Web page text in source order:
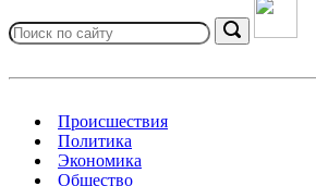
for:
Search
Происшествия
Политика
Экономика
Общество